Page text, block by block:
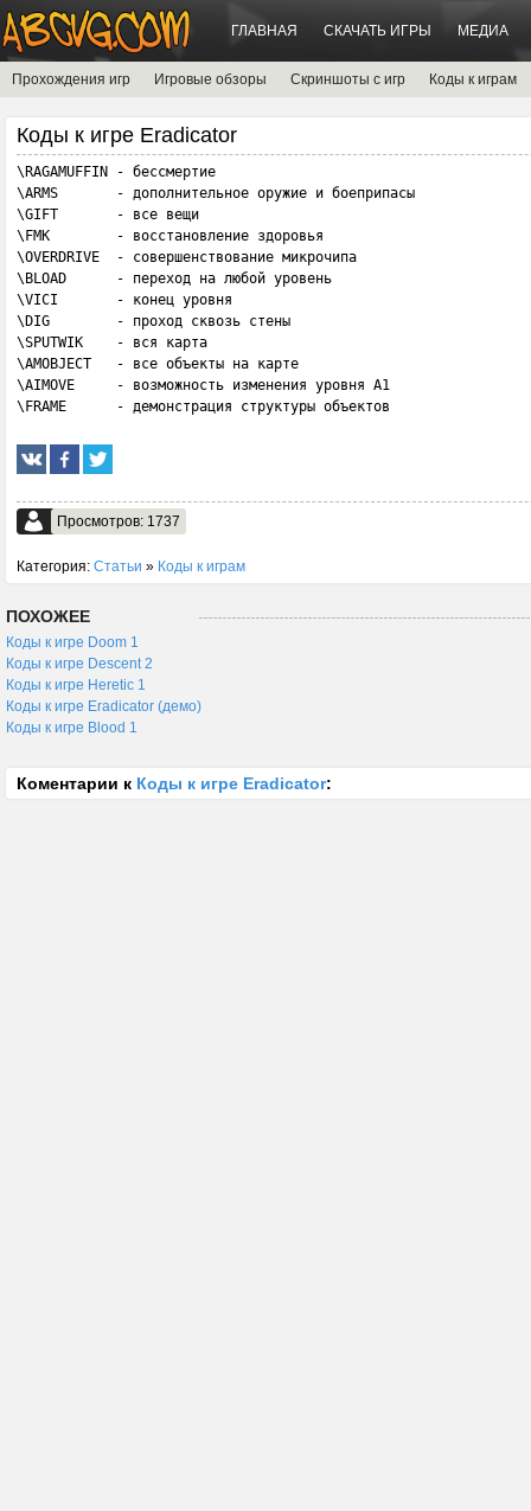
ГЛАВНАЯ СКАЧАТЬ ИГРЫ МЕДИА
Прохождения игр Игровые обзоры Скриншоты с игр Коды к играм
Коды к игре Eradicator
\RAGAMUFFIN - бессмертие
\ARMS       - дополнительное оружие и боеприпасы
\GIFT       - все вещи
\FMK        - восстановление здоровья
\OVERDRIVE  - совершенствование микрочипа
\BLOAD      - переход на любой уровень
\VICI       - конец уровня
\DIG        - проход сквозь стены
\SPUTWIK    - вся карта
\AMOBJECT   - все объекты на карте
\AIMOVE     - возможность изменения уровня А1
\FRAME      - демонстрация структуры объектов
Просмотров: 1737
Категория: Статьи » Коды к играм
ПОХОЖЕЕ
Коды к игре Doom 1
Коды к игре Descent 2
Коды к игре Heretic 1
Коды к игре Eradicator (демо)
Коды к игре Blood 1
Коментарии к Коды к игре Eradicator: